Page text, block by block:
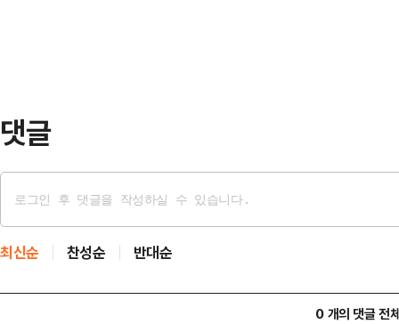
댓글
최신순 찬성순 반대순
0 개의 댓글 전